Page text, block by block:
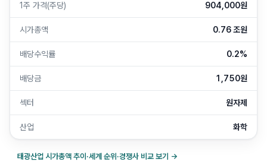
1주 가격(주당) 904,000원
시가총액 0.76 조원
배당수익률 0.2%
배당금 1,750원
섹터 원자제
산업 화학
태광산업 시가총액 추이·세계 순위·경쟁사 비교 보기 →